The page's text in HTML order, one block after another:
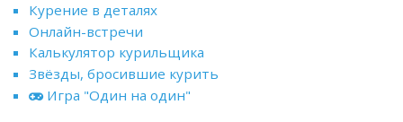
Курение в деталях
Онлайн-встречи
Калькулятор курильщика
Звёзды, бросившие курить
Игра "Один на один"